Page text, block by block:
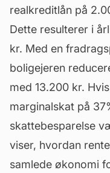
realkreditlån på
Dette resulterer i
kr. Med en
boligejeren
med 13.200 kr.
marginalskat på
skattebesparelse
viser, hvordan
samlede økonomi